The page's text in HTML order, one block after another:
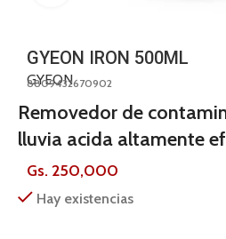
GYEON IRON 500ML
GYEON
8809432670902
Removedor de
lluvia acida altamente
Gs. 250,000
Hay existencias